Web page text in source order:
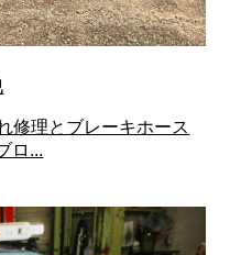
修理とブレーキホース
ロ...